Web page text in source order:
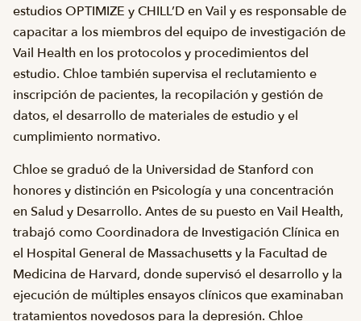
estudios OPTIMIZE y CHILL’D en Vail y es responsable de
capacitar a los miembros del equipo de investigación de
Vail Health en los protocolos y procedimientos del
estudio. Chloe también supervisa el reclutamiento e
inscripción de pacientes, la recopilación y gestión de
datos, el desarrollo de materiales de estudio y el
cumplimiento normativo.
Chloe se graduó de la Universidad de Stanford con
honores y distinción en Psicología y una concentración
en Salud y Desarrollo. Antes de su puesto en Vail Health,
trabajó como Coordinadora de Investigación Clínica en
el Hospital General de Massachusetts y la Facultad de
Medicina de Harvard, donde supervisó el desarrollo y la
ejecución de múltiples ensayos clínicos que examinaban
tratamientos novedosos para la depresión. Chloe